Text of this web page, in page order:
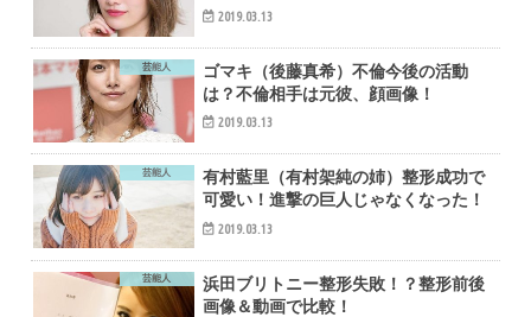
2019.03.13
芸能人
ゴマキ（後藤真希）不倫今後の活動
は？不倫相手は元彼、顔画像！
2019.03.13
芸能人
有村藍里（有村架純の姉）整形成功で
可愛い！進撃の巨人じゃなくなった！
2019.03.13
芸能人
浜田ブリトニー整形失敗！？整形前後
画像＆動画で比較！